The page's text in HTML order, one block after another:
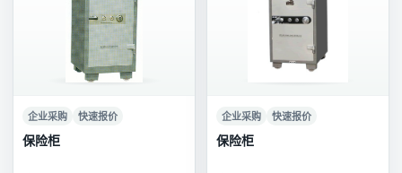
企业采购 快速报价
保险柜
企业采购 快速报价
保险柜